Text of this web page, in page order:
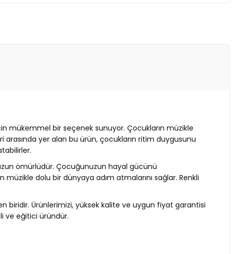
mükemmel bir seçenek sunuyor. Çocukların müzikle
yer alan bu ürün, çocukların ritim duygusunu
ömürlüdür. Çocuğunuzun hayal gücünü
dolu bir dünyaya adım atmalarını sağlar. Renkli
biridir. Ürünlerimizi, yüksek kalite ve uygun fiyat garantisi
ve eğitici üründür.